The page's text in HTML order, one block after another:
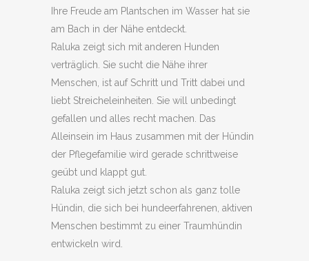
Ihre Freude am Plantschen im Wasser hat sie
am Bach in der Nähe entdeckt.
Raluka zeigt sich mit anderen Hunden
verträglich. Sie sucht die Nähe ihrer
Menschen, ist auf Schritt und Tritt dabei und
liebt Streicheleinheiten. Sie will unbedingt
gefallen und alles recht machen. Das
Alleinsein im Haus zusammen mit der Hündin
der Pflegefamilie wird gerade schrittweise
geübt und klappt gut.
Raluka zeigt sich jetzt schon als ganz tolle
Hündin, die sich bei hundeerfahrenen, aktiven
Menschen bestimmt zu einer Traumhündin
entwickeln wird.